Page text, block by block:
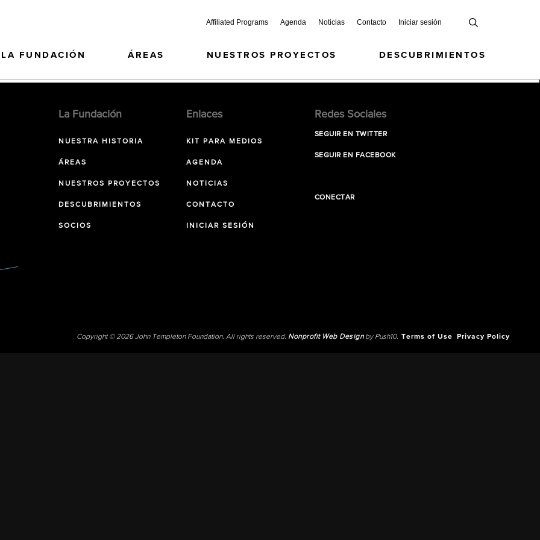
Affiliated Programs Agenda Noticias Contacto Iniciar sesión
LA FUNDACIÓN ÁREAS NUESTROS PROYECTOS DESCUBRIMIENTOS
La Fundación
NUESTRA HISTORIA
ÁREAS
NUESTROS PROYECTOS
DESCUBRIMIENTOS
SOCIOS
Enlaces
KIT PARA MEDIOS
AGENDA
NOTICIAS
CONTACTO
INICIAR SESIÓN
Redes Sociales
SEGUIR EN TWITTER
SEGUIR EN FACEBOOK
CONECTAR
Copyright © 2026 John Templeton Foundation. All rights reserved. Nonprofit Web Designby Push10. Terms of Use Privacy Policy